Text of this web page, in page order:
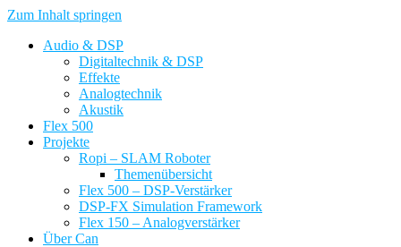
Zum Inhalt springen
Audio & DSP
Digitaltechnik & DSP
Effekte
Analogtechnik
Akustik
Flex 500
Projekte
Ropi – SLAM Roboter
Themenübersicht
Flex 500 – DSP-Verstärker
DSP-FX Simulation Framework
Flex 150 – Analogverstärker
Über Can